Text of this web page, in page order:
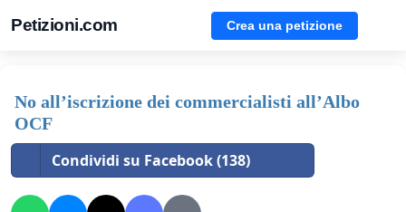
Petizioni.com Crea una petizione
No all’iscrizione dei commercialisti all’Albo
OCF
Condividi su Facebook (138)